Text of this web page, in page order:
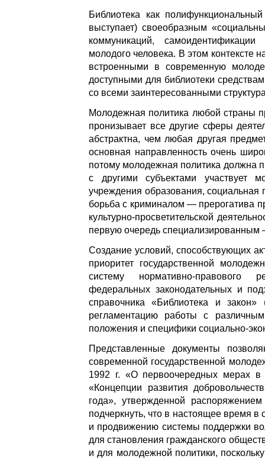
Библиотека как
выступает) своеобразным
коммуникаций,
молодого человека. В этом
встроенными в современную
доступными для библиотеки
со всеми заинтересованными
Молодежная политика любой страны
пронизывает все другие сферы
абстрактна, чем любая другая
основная направленность очень
потому молодежная политика должна
с другими субъектами участвует
учреждения образования,
борьба с криминалом — прерогатива
культурно-просветительской
первую очередь
Создание условий, способствующих
приоритет государственной
систему нормативно-правового
федеральных законодательных и
справочника «Библиотека и
регламентацию работы с
положения и специфики социально-
Представленные документы
современной государственной
1992 г. «О первоочередных мерах в
«Концепции развития
года», утвержденной
подчеркнуть, что в настоящее время
и продвижению системы поддержки
для становления гражданского
и для молодежной политики,